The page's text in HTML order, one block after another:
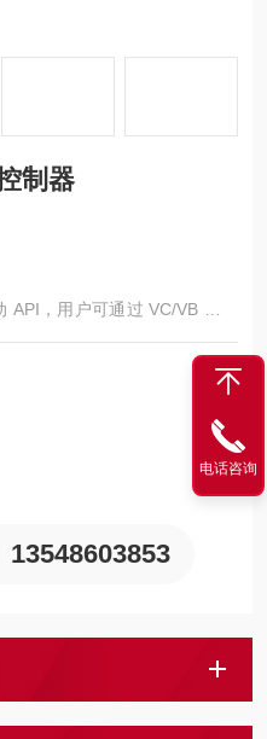
制器
，用户可通过 VC/VB 等编
使用电脑应用程序控制运动指
13548603853
电话咨询